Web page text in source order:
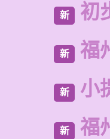
新 初
新 福
新 小
新 福